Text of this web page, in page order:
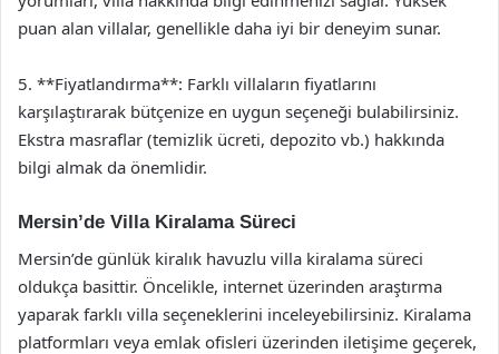
puan alan villalar, genellikle daha iyi bir deneyim sunar.
5. **Fiyatlandırma**: Farklı villaların fiyatlarını
karşılaştırarak bütçenize en uygun seçeneği bulabilirsiniz.
Ekstra masraflar (temizlik ücreti, depozito vb.) hakkında
bilgi almak da önemlidir.
Mersin’de Villa Kiralama Süreci
Mersin’de günlük kiralık havuzlu villa kiralama süreci
oldukça basittir. Öncelikle, internet üzerinden araştırma
yaparak farklı villa seçeneklerini inceleyebilirsiniz. Kiralama
platformları veya emlak ofisleri üzerinden iletişime geçerek,